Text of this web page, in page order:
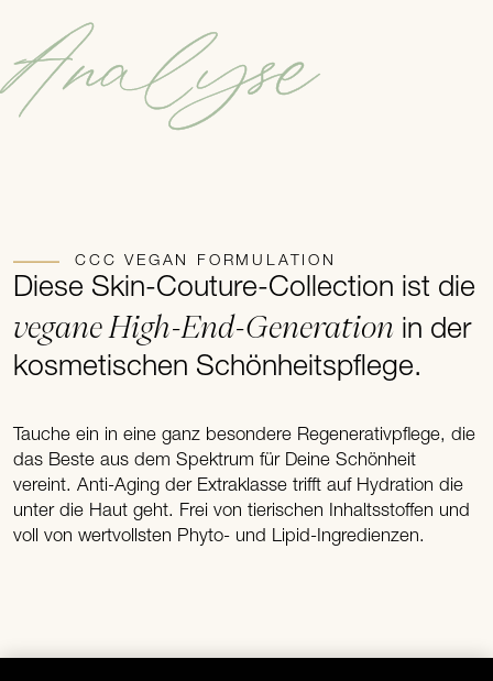
Analyse
CCC VEGAN FORMULATION
Diese Skin-Couture-Collection ist die
vegane High-End-Generation in der
kosmetischen Schönheitspflege.
Tauche ein in eine ganz besondere Regenerativpflege, die
das Beste aus dem Spektrum für Deine Schönheit
vereint. Anti-Aging der Extraklasse trifft auf Hydration die
unter die Haut geht. Frei von tierischen Inhaltsstoffen und
voll von wertvollsten Phyto- und Lipid-Ingredienzen.